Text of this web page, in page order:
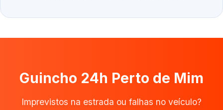
Guincho 24h Perto de Mim
Imprevistos na estrada ou falhas no veículo?